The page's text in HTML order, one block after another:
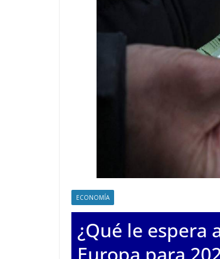
ECONOMÍA
¿Qué le espera